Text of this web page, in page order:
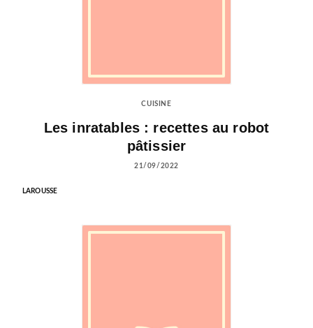
CUISINE
Les inratables : recettes au robot
pâtissier
21/09/2022
LAROUSSE